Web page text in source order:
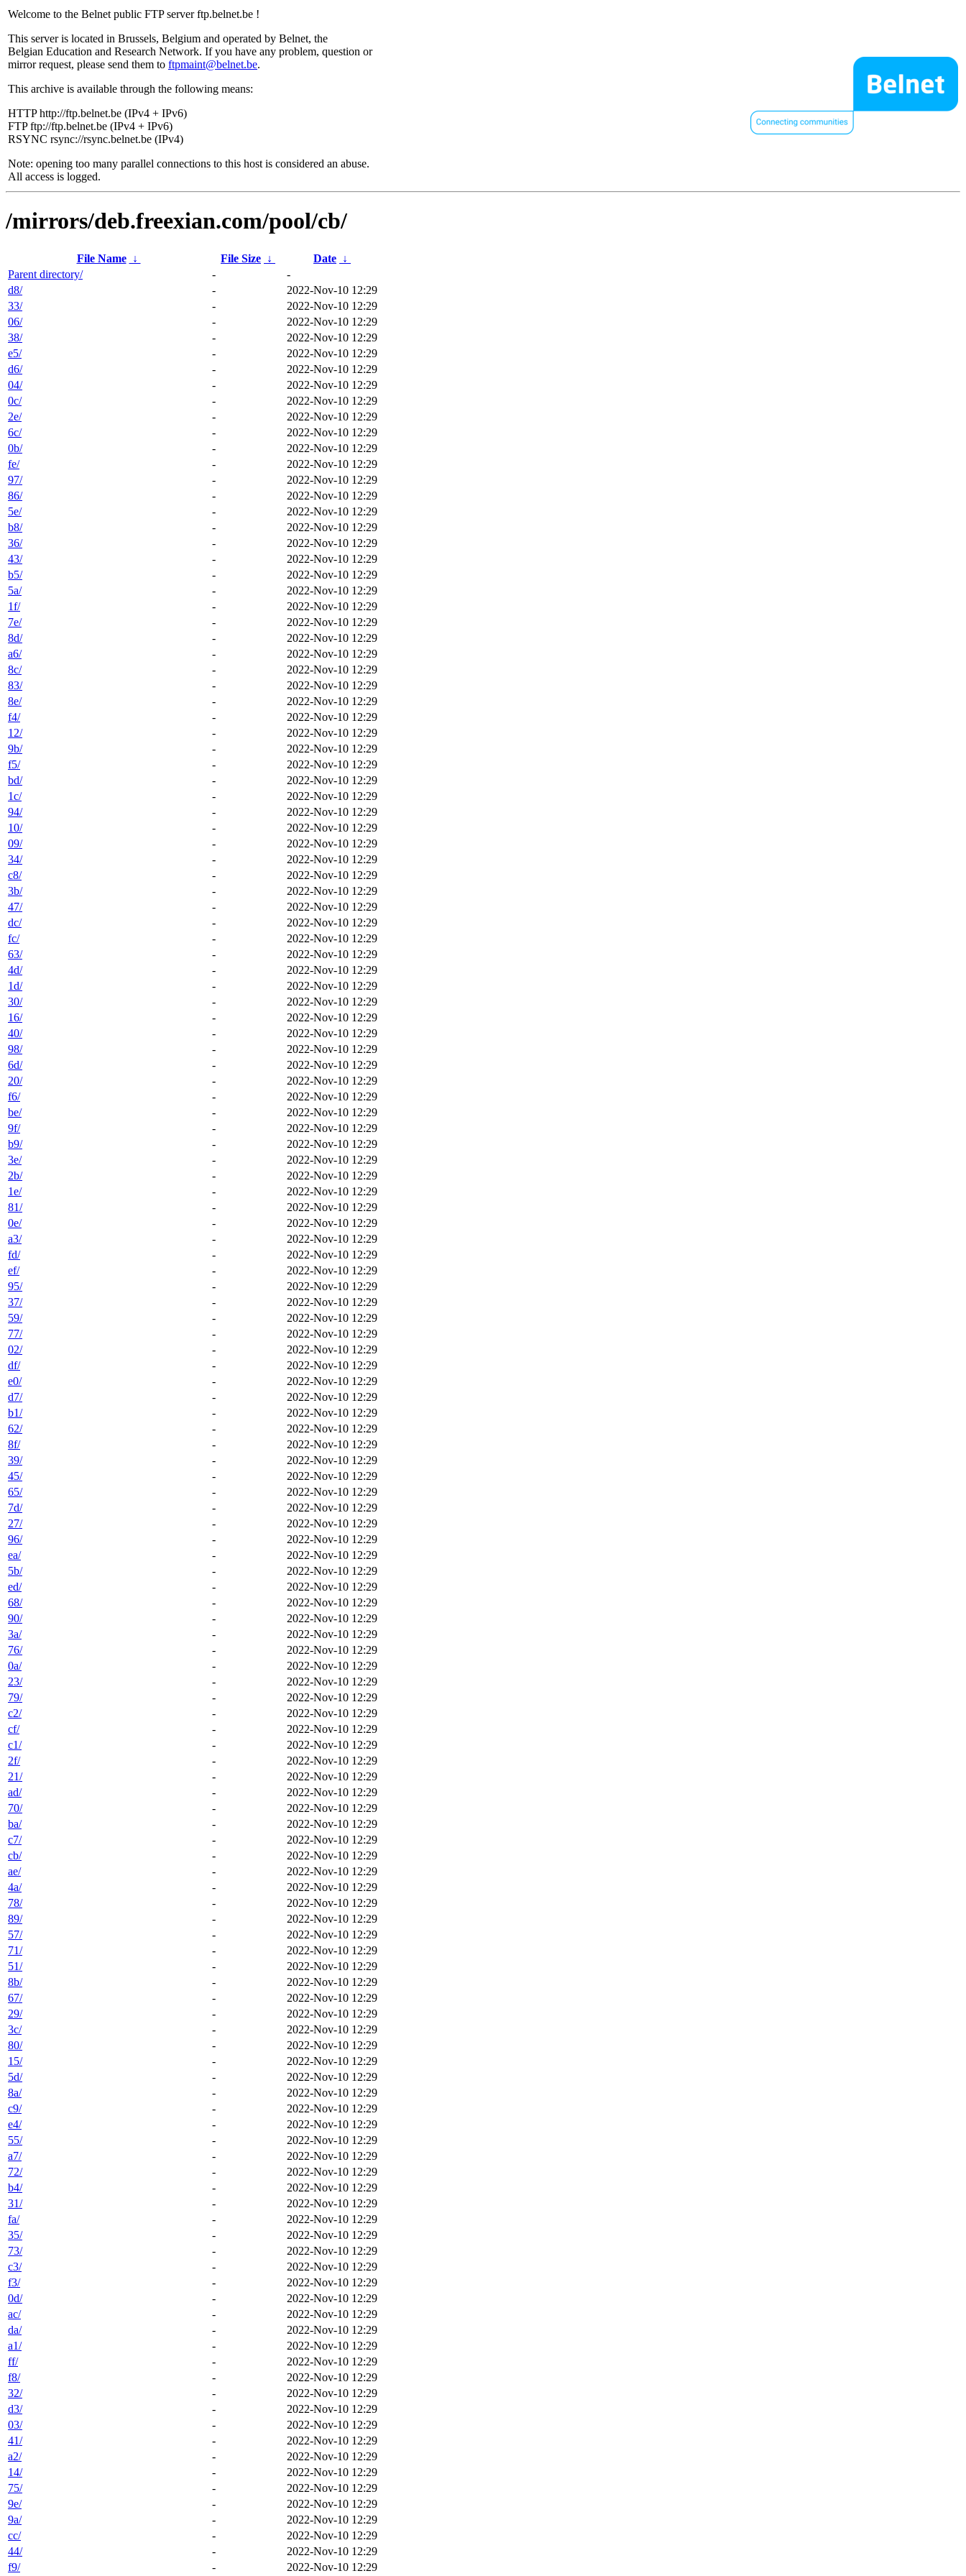
Welcome to the Belnet public FTP server ftp.belnet.be !
This server is located in Brussels, Belgium and operated by Belnet, the
Belgian Education and Research Network. If you have any problem, question or
mirror request, please send them to ftpmaint@belnet.be.
This archive is available through the following means:
HTTP http://ftp.belnet.be (IPv4 + IPv6)
FTP ftp://ftp.belnet.be (IPv4 + IPv6)
RSYNC rsync://rsync.belnet.be (IPv4)
Note: opening too many parallel connections to this host is considered an abuse.
All access is logged.
/mirrors/deb.freexian.com/pool/cb/
File Name ↓ File Size ↓ Date ↓
Parent directory/
-
-
d8/
-
2022-Nov-10 12:29
33/
-
2022-Nov-10 12:29
06/
-
2022-Nov-10 12:29
38/
-
2022-Nov-10 12:29
e5/
-
2022-Nov-10 12:29
d6/
-
2022-Nov-10 12:29
04/
-
2022-Nov-10 12:29
0c/
-
2022-Nov-10 12:29
2e/
-
2022-Nov-10 12:29
6c/
-
2022-Nov-10 12:29
0b/
-
2022-Nov-10 12:29
fe/
-
2022-Nov-10 12:29
97/
-
2022-Nov-10 12:29
86/
-
2022-Nov-10 12:29
5e/
-
2022-Nov-10 12:29
b8/
-
2022-Nov-10 12:29
36/
-
2022-Nov-10 12:29
43/
-
2022-Nov-10 12:29
b5/
-
2022-Nov-10 12:29
5a/
-
2022-Nov-10 12:29
1f/
-
2022-Nov-10 12:29
7e/
-
2022-Nov-10 12:29
8d/
-
2022-Nov-10 12:29
a6/
-
2022-Nov-10 12:29
8c/
-
2022-Nov-10 12:29
83/
-
2022-Nov-10 12:29
8e/
-
2022-Nov-10 12:29
f4/
-
2022-Nov-10 12:29
12/
-
2022-Nov-10 12:29
9b/
-
2022-Nov-10 12:29
f5/
-
2022-Nov-10 12:29
bd/
-
2022-Nov-10 12:29
1c/
-
2022-Nov-10 12:29
94/
-
2022-Nov-10 12:29
10/
-
2022-Nov-10 12:29
09/
-
2022-Nov-10 12:29
34/
-
2022-Nov-10 12:29
c8/
-
2022-Nov-10 12:29
3b/
-
2022-Nov-10 12:29
47/
-
2022-Nov-10 12:29
dc/
-
2022-Nov-10 12:29
fc/
-
2022-Nov-10 12:29
63/
-
2022-Nov-10 12:29
4d/
-
2022-Nov-10 12:29
1d/
-
2022-Nov-10 12:29
30/
-
2022-Nov-10 12:29
16/
-
2022-Nov-10 12:29
40/
-
2022-Nov-10 12:29
98/
-
2022-Nov-10 12:29
6d/
-
2022-Nov-10 12:29
20/
-
2022-Nov-10 12:29
f6/
-
2022-Nov-10 12:29
be/
-
2022-Nov-10 12:29
9f/
-
2022-Nov-10 12:29
b9/
-
2022-Nov-10 12:29
3e/
-
2022-Nov-10 12:29
2b/
-
2022-Nov-10 12:29
1e/
-
2022-Nov-10 12:29
81/
-
2022-Nov-10 12:29
0e/
-
2022-Nov-10 12:29
a3/
-
2022-Nov-10 12:29
fd/
-
2022-Nov-10 12:29
ef/
-
2022-Nov-10 12:29
95/
-
2022-Nov-10 12:29
37/
-
2022-Nov-10 12:29
59/
-
2022-Nov-10 12:29
77/
-
2022-Nov-10 12:29
02/
-
2022-Nov-10 12:29
df/
-
2022-Nov-10 12:29
e0/
-
2022-Nov-10 12:29
d7/
-
2022-Nov-10 12:29
b1/
-
2022-Nov-10 12:29
62/
-
2022-Nov-10 12:29
8f/
-
2022-Nov-10 12:29
39/
-
2022-Nov-10 12:29
45/
-
2022-Nov-10 12:29
65/
-
2022-Nov-10 12:29
7d/
-
2022-Nov-10 12:29
27/
-
2022-Nov-10 12:29
96/
-
2022-Nov-10 12:29
ea/
-
2022-Nov-10 12:29
5b/
-
2022-Nov-10 12:29
ed/
-
2022-Nov-10 12:29
68/
-
2022-Nov-10 12:29
90/
-
2022-Nov-10 12:29
3a/
-
2022-Nov-10 12:29
76/
-
2022-Nov-10 12:29
0a/
-
2022-Nov-10 12:29
23/
-
2022-Nov-10 12:29
79/
-
2022-Nov-10 12:29
c2/
-
2022-Nov-10 12:29
cf/
-
2022-Nov-10 12:29
c1/
-
2022-Nov-10 12:29
2f/
-
2022-Nov-10 12:29
21/
-
2022-Nov-10 12:29
ad/
-
2022-Nov-10 12:29
70/
-
2022-Nov-10 12:29
ba/
-
2022-Nov-10 12:29
c7/
-
2022-Nov-10 12:29
cb/
-
2022-Nov-10 12:29
ae/
-
2022-Nov-10 12:29
4a/
-
2022-Nov-10 12:29
78/
-
2022-Nov-10 12:29
89/
-
2022-Nov-10 12:29
57/
-
2022-Nov-10 12:29
71/
-
2022-Nov-10 12:29
51/
-
2022-Nov-10 12:29
8b/
-
2022-Nov-10 12:29
67/
-
2022-Nov-10 12:29
29/
-
2022-Nov-10 12:29
3c/
-
2022-Nov-10 12:29
80/
-
2022-Nov-10 12:29
15/
-
2022-Nov-10 12:29
5d/
-
2022-Nov-10 12:29
8a/
-
2022-Nov-10 12:29
c9/
-
2022-Nov-10 12:29
e4/
-
2022-Nov-10 12:29
55/
-
2022-Nov-10 12:29
a7/
-
2022-Nov-10 12:29
72/
-
2022-Nov-10 12:29
b4/
-
2022-Nov-10 12:29
31/
-
2022-Nov-10 12:29
fa/
-
2022-Nov-10 12:29
35/
-
2022-Nov-10 12:29
73/
-
2022-Nov-10 12:29
c3/
-
2022-Nov-10 12:29
f3/
-
2022-Nov-10 12:29
0d/
-
2022-Nov-10 12:29
ac/
-
2022-Nov-10 12:29
da/
-
2022-Nov-10 12:29
a1/
-
2022-Nov-10 12:29
ff/
-
2022-Nov-10 12:29
f8/
-
2022-Nov-10 12:29
32/
-
2022-Nov-10 12:29
d3/
-
2022-Nov-10 12:29
03/
-
2022-Nov-10 12:29
41/
-
2022-Nov-10 12:29
a2/
-
2022-Nov-10 12:29
14/
-
2022-Nov-10 12:29
75/
-
2022-Nov-10 12:29
9e/
-
2022-Nov-10 12:29
9a/
-
2022-Nov-10 12:29
cc/
-
2022-Nov-10 12:29
44/
-
2022-Nov-10 12:29
f9/
- 2022-Nov-10 12:29